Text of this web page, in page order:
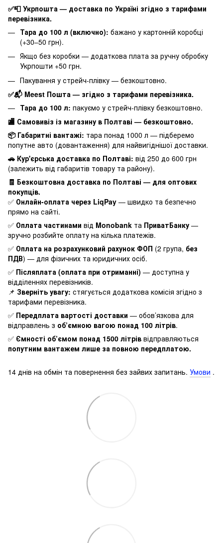
✅📮 Укрпошта — доставка по Україні згідно з тарифами
перевізника.
Тара до 100 л (включно): бажано у картонній коробці
(+30–50 грн).
Якщо без коробки — додаткова плата за ручну обробку
Укрпошти +50 грн.
Пакування у стрейч-плівку — безкоштовно.
✅📬 Meest Пошта — згідно з тарифами перевізника.
Тара до 100 л: пакуємо у стрейч-плівку безкоштовно.
🏬 Самовивіз із магазину в Полтаві — безкоштовно.
📦 Габаритні вантажі: тара понад 1000 л — підберемо
попутне авто (довантаження) для найвигіднішої доставки.
🚗 Кур'єрська доставка по Полтаві: від 250 до 600 грн
(залежить від габаритів товару та району).
🧾 Безкоштовна доставка по Полтаві — для оптових
покупців.
✅ Онлайн-оплата через LiqPay — швидко та безпечно
прямо на сайті.
✅ Оплата частинами від Monobank та ПриватБанку —
зручно розбийте оплату на кілька платежів.
✅ Оплата на розрахунковий рахунок ФОП (2 група, без
ПДВ) — для фізичних та юридичних осіб.
✅ Післяплата (оплата при отриманні) — доступна у
відділеннях перевізників.
📌 Зверніть увагу: стягується додаткова комісія згідно з
тарифами перевізника.
✅ Передплата вартості доставки — обов’язкова для
відправлень з об’ємною вагою понад 100 літрів.
✅ Ємності об’ємом понад 1500 літрів відправляються
попутним вантажем лише за повною передплатою.
14 днів на обмін та повернення без зайвих запитань. Умови .